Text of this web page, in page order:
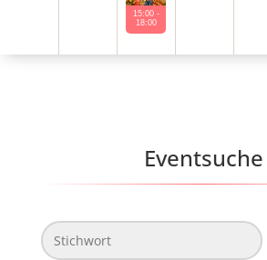
15:00 -
18:00
Eventsuche